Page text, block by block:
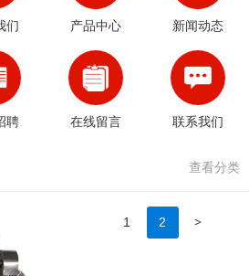
们 产品中心 新闻动态
聘 在线留言 联系我们
查看分类
1 2 >